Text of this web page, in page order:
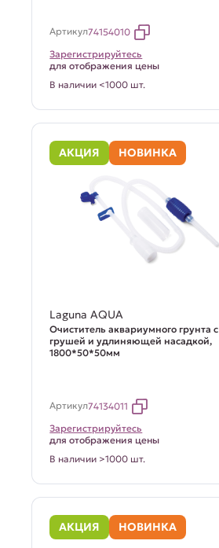
Артикул74154010
Зарегистрируйтесь
для отображения цены
В наличии <1000 шт.
АКЦИЯ НОВИНКА
Laguna AQUA
Очиститель аквариумного грунта с
грушей и удлиняющей насадкой,
1800*50*50мм
Артикул74134011
Зарегистрируйтесь
для отображения цены
В наличии >1000 шт.
АКЦИЯ НОВИНКА